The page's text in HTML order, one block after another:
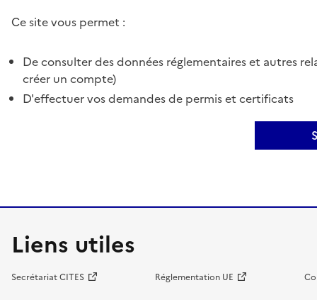
Ce site vous permet :
De consulter des données réglementaires et autres
créer un compte)
D'effectuer vos demandes de permis et certificats
Liens utiles
Secrétariat CITES Réglementation UE